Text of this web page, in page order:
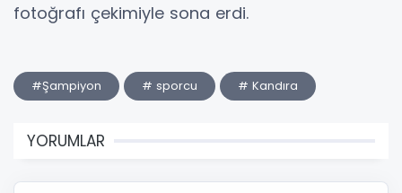
fotoğrafı çekimiyle sona erdi.
#Şampiyon # sporcu # Kandıra
YORUMLAR